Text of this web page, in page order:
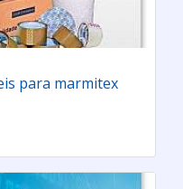
para marmitex